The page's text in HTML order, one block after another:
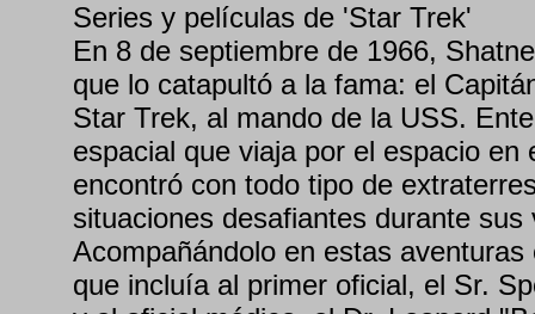
Series y películas de 'Star Trek'
En 8 de septiembre de 1966,
que lo catapultó a la fama: el
Star Trek, al mando de la USS.
espacial que viaja por el espacio en
encontró con todo tipo de
situaciones desafiantes durante sus
Acompañándolo en estas
que incluía al primer oficial, el Sr.